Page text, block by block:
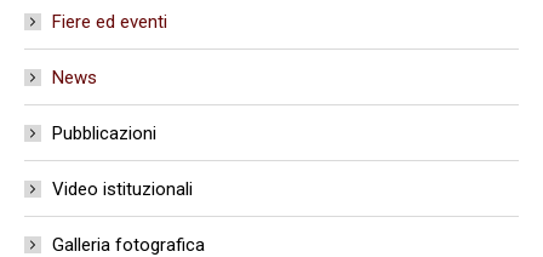
Fiere ed eventi
News
Pubblicazioni
Video istituzionali
Galleria fotografica